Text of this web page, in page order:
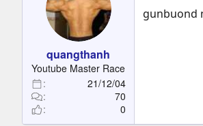
quangthanh
Youtube Master Race
21/12/04
70
0
gunbuond